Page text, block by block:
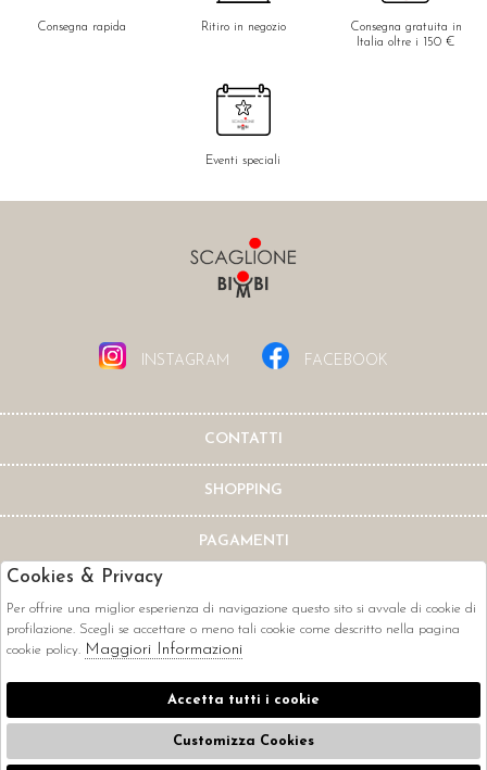
Consegna rapida Ritiro in negozio
Consegna gratuita in
Italia oltre i 150 €
Eventi speciali
INSTAGRAM FACEBOOK
CONTATTI
SHOPPING
PAGAMENTI
CORRIERI
Cookies & Privacy
Per offrire una miglior esperienza di navigazione questo sito si avvale di cookie di
profilazione. Scegli se accettare o meno tali cookie come descritto nella pagina
cookie policy. Maggiori Informazioni
Accetta tutti i cookie
Customizza Cookies